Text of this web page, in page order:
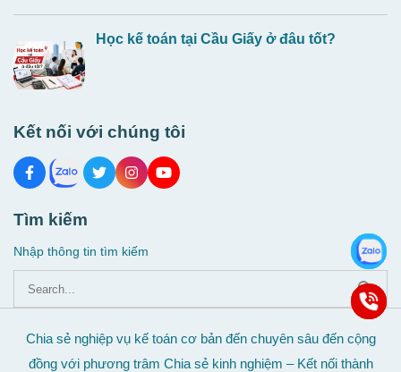
Học kế toán tại Cầu Giấy ở đâu tốt?
Kết nối với chúng tôi
Tìm kiếm
Nhập thông tin tìm kiếm
Chia sẻ nghiệp vụ kế toán cơ bản đến chuyên sâu đến cộng
đồng với phương trâm Chia sẻ kinh nghiệm – Kết nối thành